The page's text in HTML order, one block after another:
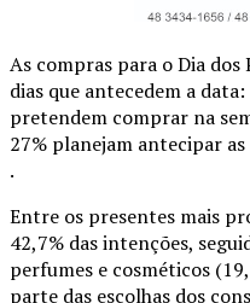
As compras para o Dia
dias que antecedem a
pretendem comprar na
27% planejam antecipar as
.
Entre os presentes mais
42,7% das intenções,
perfumes e cosméticos
parte das escolhas dos